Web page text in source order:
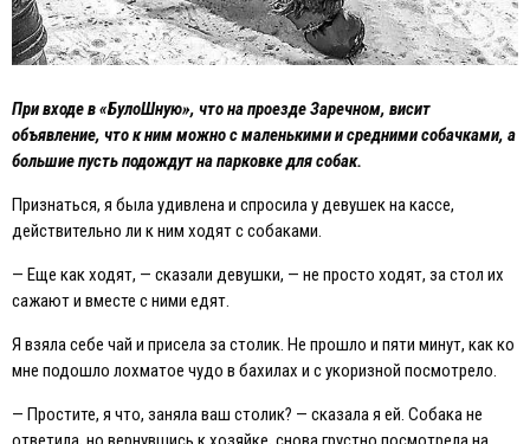
При входе в «БулоШную», что на проезде Заречном, висит
объявление, что к ним можно с маленькими и средними собачками, а
большие пусть подождут на парковке для собак.
Признаться, я была удивлена и спросила у девушек на кассе,
действительно ли к ним ходят с собаками.
— Eще как ходят, — сказали девушки, — не просто ходят, за стол их
сажают и вместе с ними едят.
Я взяла себе чай и присела за столик. Не прошло и пяти минут, как ко
мне подошло лохматое чудо в бахилах и с укоризной посмотрело.
— Простите, я что, заняла ваш столик? — сказала я ей. Собака не